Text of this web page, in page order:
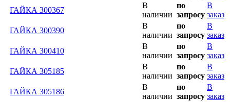
ГАЙКА 300367
В
наличии
по
запросу
В
заказ
ГАЙКА 300390
В
наличии
по
запросу
В
заказ
ГАЙКА 300410
В
наличии
по
запросу
В
заказ
ГАЙКА 305185
В
наличии
по
запросу
В
заказ
ГАЙКА 305186
В
наличии
по
запросу
В
заказ